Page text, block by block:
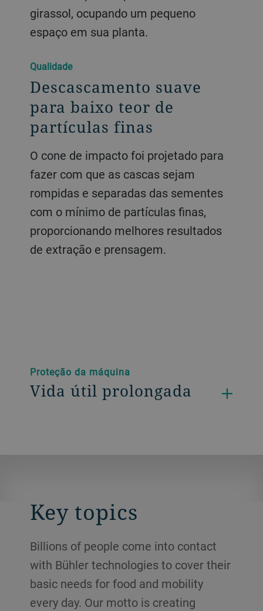
girassol, ocupando um pequeno
espaço em sua planta.
Qualidade
Descascamento suave
para baixo teor de
partículas finas
O cone de impacto foi projetado para
fazer com que as cascas sejam
rompidas e separadas das sementes
com o mínimo de partículas finas,
proporcionando melhores resultados
de extração e prensagem.
Proteção da máquina
Vida útil prolongada
Key topics
Billions of people come into contact
with Bühler technologies to cover their
basic needs for food and mobility
every day. Our motto is creating